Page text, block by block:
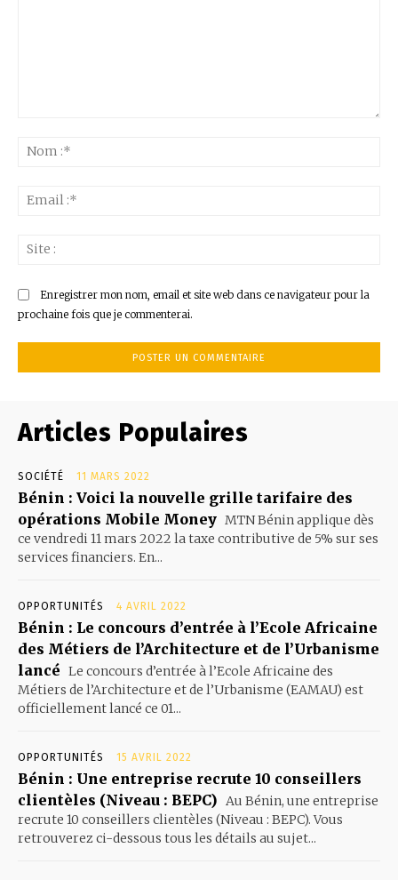
Enregistrer mon nom, email et site web dans ce navigateur pour la
prochaine fois que je commenterai.
Articles Populaires
SOCIÉTÉ 11 MARS 2022
Bénin : Voici la nouvelle grille tarifaire des
opérations Mobile Money MTN Bénin applique dès
ce vendredi 11 mars 2022 la taxe contributive de 5% sur ses
services financiers. En...
OPPORTUNITÉS 4 AVRIL 2022
Bénin : Le concours d’entrée à l’Ecole Africaine
des Métiers de l’Architecture et de l’Urbanisme
lancé Le concours d’entrée à l’Ecole Africaine des
Métiers de l’Architecture et de l’Urbanisme (EAMAU) est
officiellement lancé ce 01...
OPPORTUNITÉS 15 AVRIL 2022
Bénin : Une entreprise recrute 10 conseillers
clientèles (Niveau : BEPC) Au Bénin, une entreprise
recrute 10 conseillers clientèles (Niveau : BEPC). Vous
retrouverez ci-dessous tous les détails au sujet...